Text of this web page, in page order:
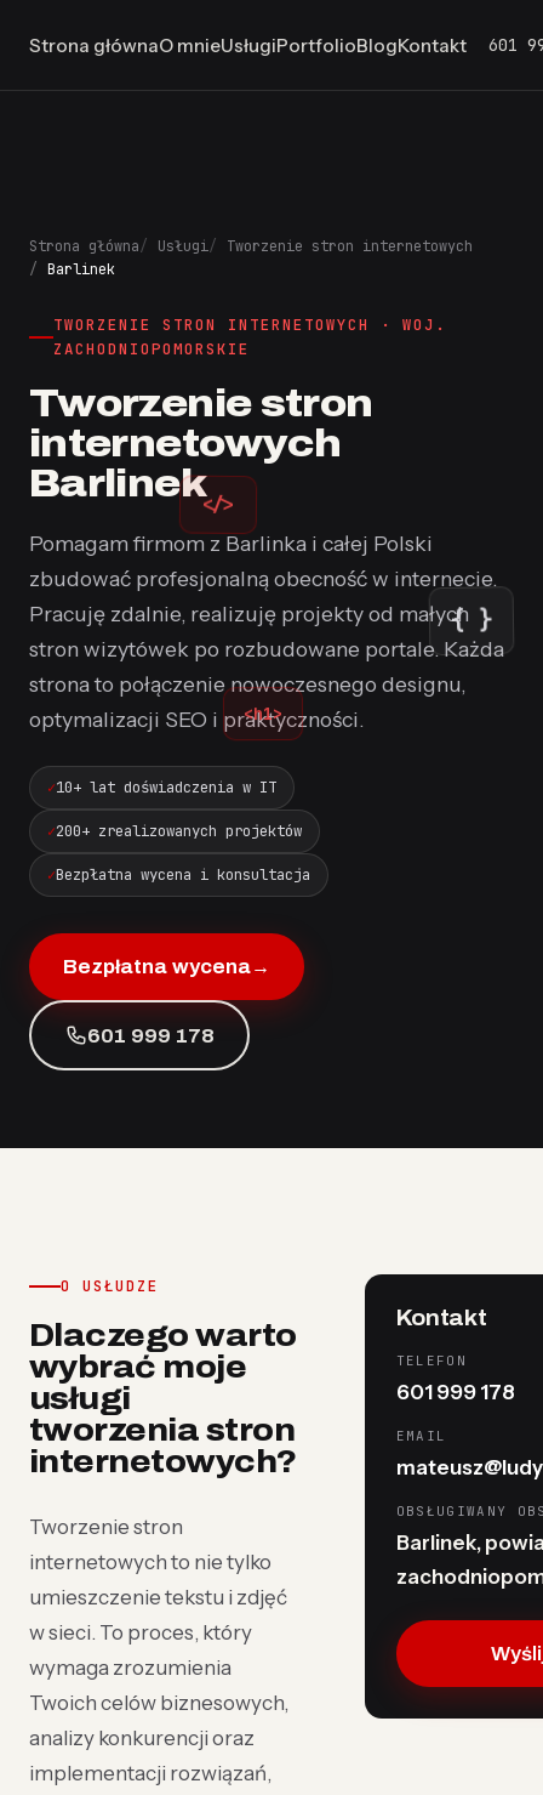
Strona głównaO mnieUsługiPortfolioBlogKontakt 601
</>
{ }
<h1>
Strona główna Usługi
Tworzenie stron internetowych
Barlinek
TWORZENIE STRON INTERNETOWYCH · WOJ.
ZACHODNIOPOMORSKIE
Tworzenie stron
internetowych
Barlinek
Pomagam firmom z Barlinka i całej Polski
zbudować profesjonalną obecność w internecie.
Pracuję zdalnie, realizuję projekty od małych
stron wizytówek po rozbudowane portale. Każda
strona to połączenie nowoczesnego designu,
optymalizacji SEO i praktyczności.
10+ lat doświadczenia w IT
200+ zrealizowanych projektów
Bezpłatna wycena i konsultacja
Bezpłatna wycena→
601 999 178
O USŁUDZE
Dlaczego warto
wybrać moje
usługi
tworzenia stron
internetowych?
Tworzenie stron
internetowych to nie tylko
umieszczenie tekstu i zdjęć
w sieci. To proces, który
wymaga zrozumienia
Twoich celów biznesowych,
analizy konkurencji oraz
implementacji rozwiązań,
Kontakt
TELEFON
601 999 178
EMAIL
OBSŁUGIWANY
Barlinek,